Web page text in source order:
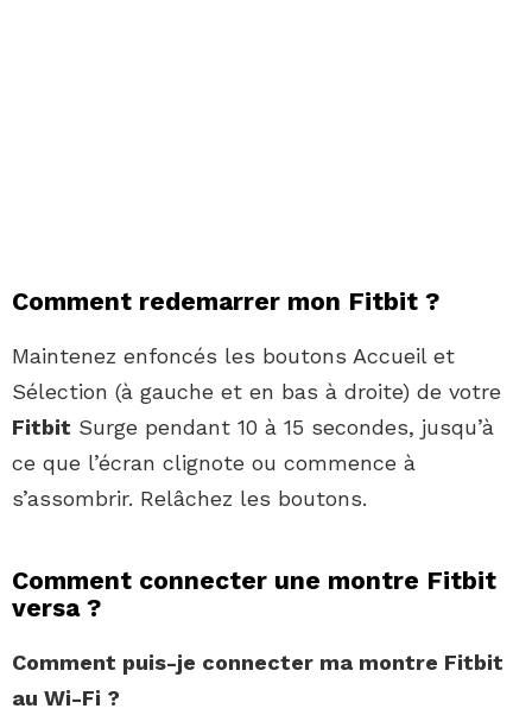
Comment redemarrer mon Fitbit ?
Maintenez enfoncés les boutons Accueil et
Sélection (à gauche et en bas à droite) de votre
Fitbit Surge pendant 10 à 15 secondes, jusqu’à
ce que l’écran clignote ou commence à
s’assombrir. Relâchez les boutons.
Comment connecter une montre Fitbit
versa ?
Comment puis-je connecter ma montre Fitbit
au Wi-Fi ?